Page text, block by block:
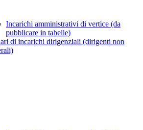
Incarichi amministrativi di vertice (da
pubblicare in tabelle)
di incarichi dirigenziali (dirigenti non